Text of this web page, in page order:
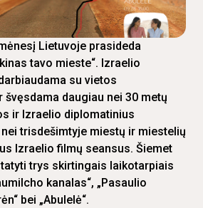
Lietuvoje prasideda
tavo mieste“. Izraelio
su vietos
švęsdama daugiau nei 30 metų
ir Izraelio diplomatinius
trisdešimtyje miestų ir miestelių
Izraelio filmų seansus. Šiemet
trys skirtingais laikotarpiais
kanalas“, „Pasaulio
bei „Abulelė“.